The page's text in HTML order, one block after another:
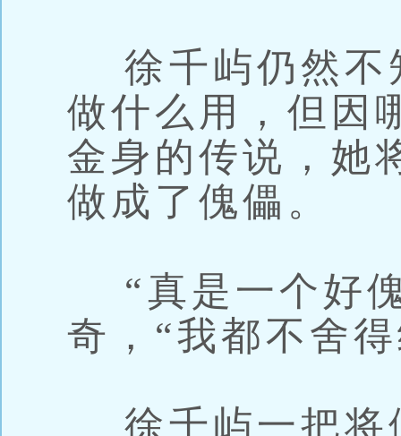
徐千屿仍然不
做什么用，但因
金身的传说，她
做成了傀儡。
“真是一个好
奇，“我都不舍
徐千屿一把将